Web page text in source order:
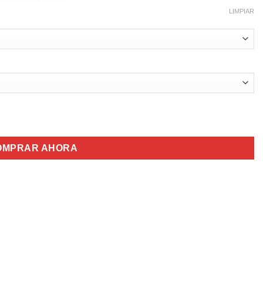
LIMPIAR
AHORA